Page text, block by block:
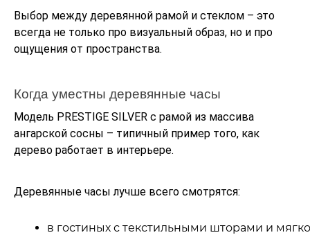
Выбор между деревянной рамой и стеклом – это
всегда не только про визуальный образ, но и про
ощущения от пространства.
Когда уместны деревянные часы
Модель PRESTIGE SILVER с рамой из массива
ангарской сосны – типичный пример того, как
дерево работает в интерьере.
Деревянные часы лучше всего смотрятся:
в гостиных с текстильными шторами и